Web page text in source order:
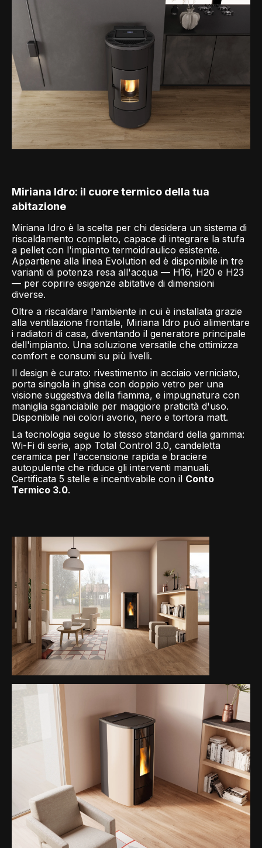
Miriana Idro: il cuore termico della tua
abitazione
Miriana Idro è la scelta per chi desidera un sistema di
riscaldamento completo, capace di integrare la stufa
a pellet con l'impianto termoidraulico esistente.
Appartiene alla linea Evolution ed è disponibile in tre
varianti di potenza resa all'acqua — H16, H20 e H23
— per coprire esigenze abitative di dimensioni
diverse.
Oltre a riscaldare l'ambiente in cui è installata grazie
alla ventilazione frontale, Miriana Idro può alimentare
i radiatori di casa, diventando il generatore principale
dell'impianto. Una soluzione versatile che ottimizza
comfort e consumi su più livelli.
Il design è curato: rivestimento in acciaio verniciato,
porta singola in ghisa con doppio vetro per una
visione suggestiva della fiamma, e impugnatura con
maniglia sganciabile per maggiore praticità d'uso.
Disponibile nei colori avorio, nero e tortora matt.
La tecnologia segue lo stesso standard della gamma:
Wi-Fi di serie, app Total Control 3.0, candeletta
ceramica per l'accensione rapida e braciere
autopulente che riduce gli interventi manuali.
Certificata 5 stelle e incentivabile con il Conto
Termico 3.0.